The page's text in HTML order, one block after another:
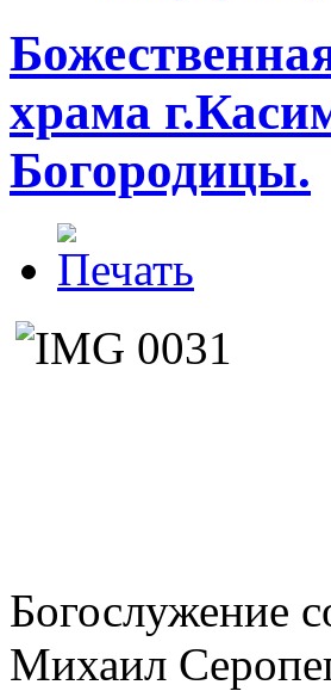
храма
Богородицы.
Богослужение
Михаил